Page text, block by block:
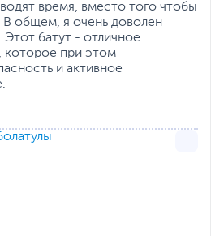
время, вместо того чтобы
В общем, я очень доволен
батут - отличное
которое при этом
и активное